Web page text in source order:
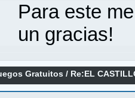
Para este
un gracias!
Gratuitos/ Re:EL